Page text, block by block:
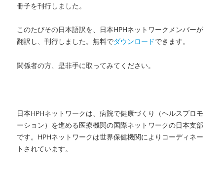
リ
ス
冊子を刊行しました。
このたびその日本語訳を、日本HPHネットワークメンバーが
翻訳し、刊行しました。無料でダウンロードできます。
関係者の方、是非手に取ってみてください。
日本HPHネットワークは、病院で健康づくり（ヘルスプロモ
ーション）を進める医療機関の国際ネットワークの日本支部
です。HPHネットワークは世界保健機関によりコーディネー
トされています。